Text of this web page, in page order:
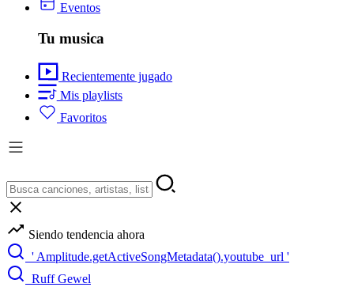
Eventos
Tu musica
Recientemente jugado
Mis playlists
Favoritos
Siendo tendencia ahora
' Amplitude.getActiveSongMetadata().youtube_url '
Ruff Gewel